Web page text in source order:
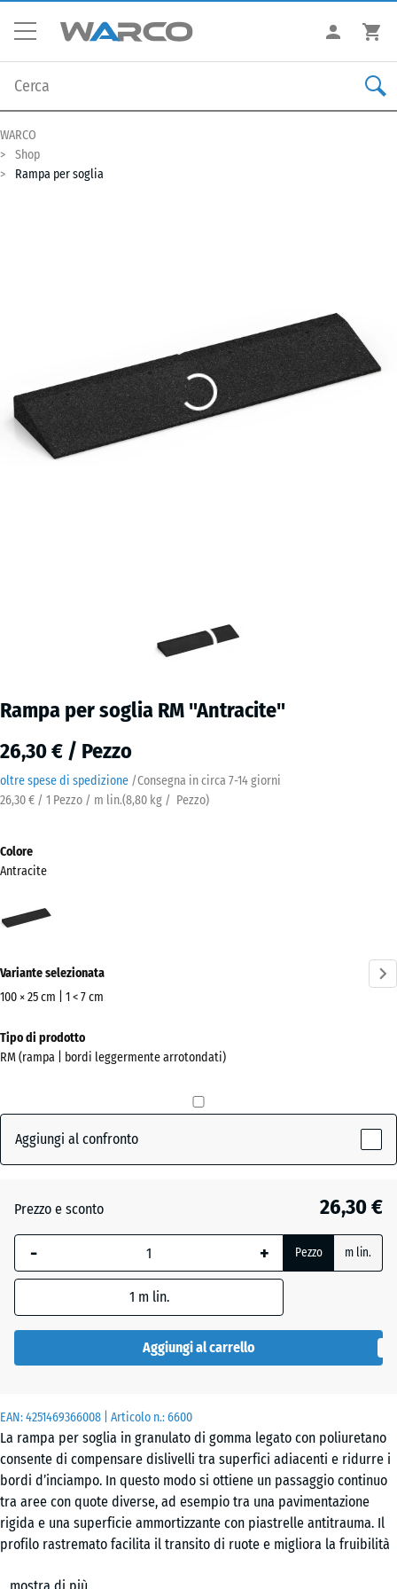
WARCO
Shop
Rampa per soglia
Rampa per soglia RM "Antracite"
26,30 € / Pezzo
oltre spese di spedizione /Consegna in circa 7-14 giorni
26,30 € / 1 Pezzo / m lin.(8,80 kg / Pezzo)
EAN:4251469366008 | Articolo n.:6600
La rampa per soglia in granulato di gomma legato con poliuretano
consente di compensare dislivelli tra superfici adiacenti e ridurre i
bordi d’inciampo. In questo modo si ottiene un passaggio continuo
tra aree con quote diverse, ad esempio tra una pavimentazione
rigida e una superficie ammortizzante con piastrelle antitrauma. Il
profilo rastremato facilita il transito di ruote e migliora la fruibilità
Colore
Antracite
Variante selezionata
100 × 25 cm | 1 < 7 cm
Dimensioni
per
1000
mm
dimensione
evidenziata
calcolo del
fabbisogno
(salvo
diversa
indicazione
nei dati del
prodotto).
Tipo di prodotto
RM (rampa | bordi leggermente arrotondati)
Aggiungi al confronto
Prezzo e sconto 26,30 €
- + Pezzo m lin.
1 m lin.
Aggiungi al carrello